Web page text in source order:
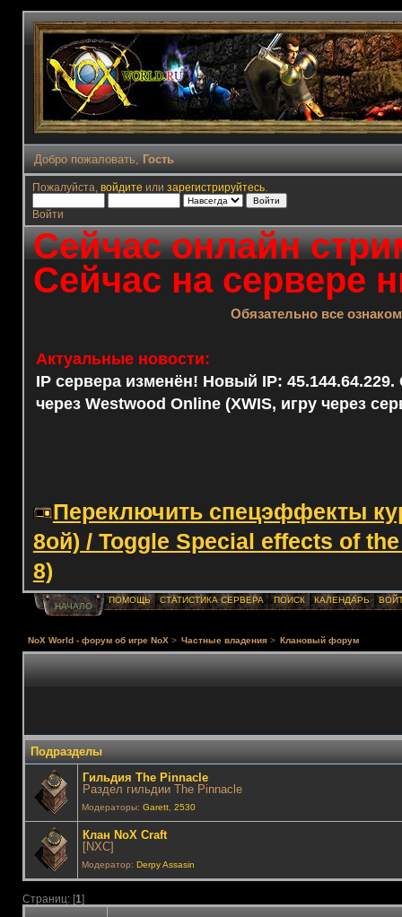
Добро пожаловать, Гость
Пожалуйста, войдите или зарегистрируйтесь.
Войти
Сейчас онлайн
Сейчас на сервере
Обязательно все
Актуальные новости:
IP сервера изменён! Новый IP: 45.144.64.229.
через Westwood Online (XWIS, игру через
Переключить спецэффекты
8ой) / Toggle Special effects of
8)
НАЧАЛО
ПОМОЩЬ СТАТИСТИКА СЕРВЕРА ПОИСК КАЛЕНДАРЬ
NoX World - форум об игре NoX > Частные владения > Клановый форум
Подразделы
Гильдия The Pinnacle
Раздел гильдии The Pinnacle
Модераторы: Garett, 2530
Клан NoX Craft
[NXC]
Модератор: Derpy Assasin
Страниц: [1]